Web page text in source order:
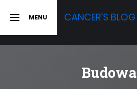
SLIDE MENU CANCER'S BLOG
Budowa